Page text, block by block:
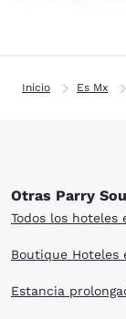
Inicio Es Mx
Otras Parry
Todos los hoteles
Boutique Hoteles
Estancia